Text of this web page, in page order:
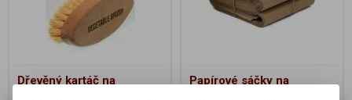
Dřevěný kartáč na
Papírové sáčky na